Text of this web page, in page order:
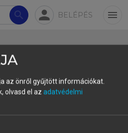
search person BELÉPÉS menu
az önről gyűjtött információkat.
olvasd el az adatvédelmi